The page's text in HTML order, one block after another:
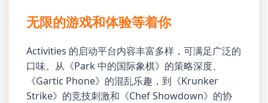
无限的游戏和体验等着你
Activities 的启动平台内容丰富多样，可满足广泛的
口味。从《Park 中的国际象棋》的策略深度、
《Gartic Phone》的混乱乐趣，到《Krunker
Strike》的竞技刺激和《Chef Showdown》的协